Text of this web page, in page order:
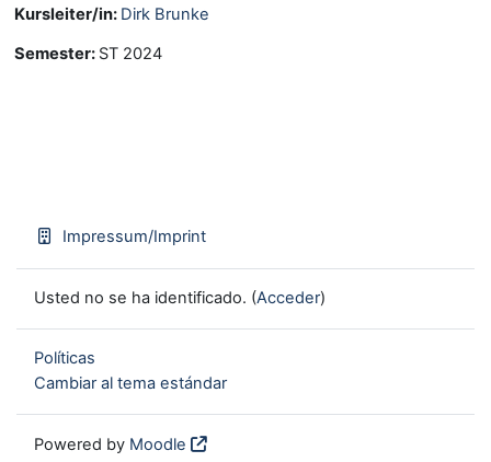
Kursleiter/in: Dirk Brunke
Semester: ST 2024
Impressum/Imprint
Usted no se ha identificado. (Acceder)
Políticas
Cambiar al tema estándar
Powered by Moodle